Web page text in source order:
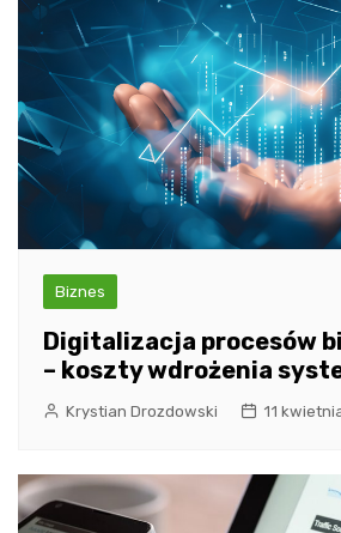
Biznes
Digitalizacja procesów
– koszty wdrożenia
Krystian Drozdowski 11